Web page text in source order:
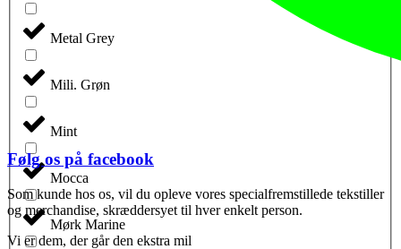
Metal Grey
Mili. Grøn
Mint
Mocca
Mørk Marine
Følg os på facebook
Som kunde hos os, vil du opleve vores specialfremstillede tekstiller
og merchandise, skræddersyet til hver enkelt person.
Vi er dem, der går den ekstra mil